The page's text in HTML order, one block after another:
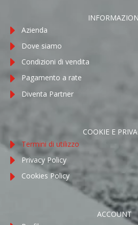
Azienda
Dove siamo
Condizioni di vendita
Pagamento a rate
Diventa Partner
COOKIE E
Termini di utilizzo
Privacy Policy
Cookies Policy
ACCOUNT